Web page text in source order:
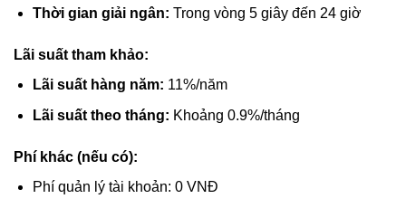
Thời gian giải ngân: Trong vòng 5 giây đến 24 giờ
Lãi suất tham khảo:
Lãi suất hàng năm: 11%/năm
Lãi suất theo tháng: Khoảng 0.9%/tháng
Phí khác (nếu có):
Phí quản lý tài khoản: 0 VNĐ